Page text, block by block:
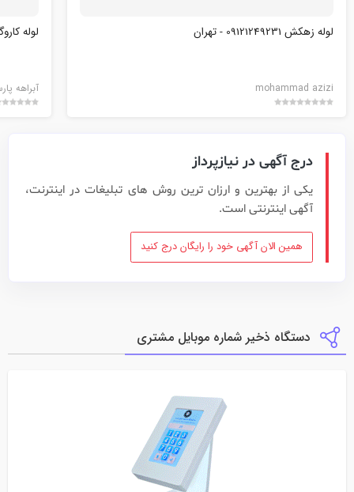
لوله زهکش 09121249231 - تهران
mohammad azizi
لوله
آبراهه
درج آگهی در نیازپرداز
یکی از بهترین و ارزان ترین روش های تبلیغات در اینترنت،
آگهی اینترنتی است.
همین الان آگهی خود را رایگان درج کنید
دستگاه ذخیر شماره موبایل مشتری